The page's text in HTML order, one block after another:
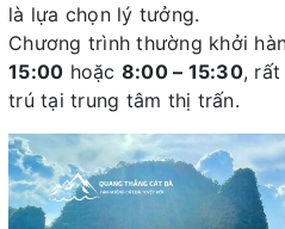
là lựa chọn lý tưởng.
Chương trình thường khởi
15:00 hoặc 8:00 – 15:30, rất
trú tại trung tâm thị trấn.